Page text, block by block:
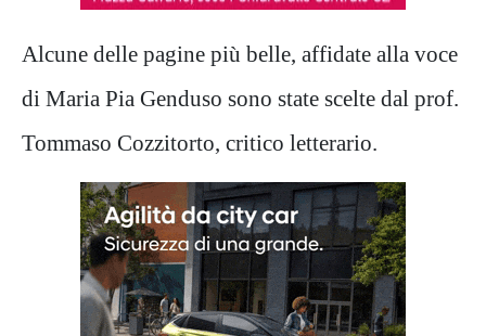
Alcune delle pagine più belle, affidate alla voce
di Maria Pia Genduso sono state scelte dal prof.
Tommaso Cozzitorto, critico letterario.